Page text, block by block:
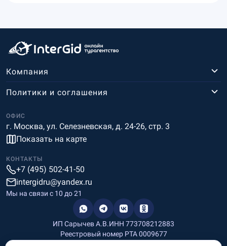
Компания
ОФИС
г. Москва, ул. Селезневская, д. 24-26, стр. 3
Показать на карте
Политики и соглашения
КОНТАКТЫ
+7 (495) 502-41-50
intergidru@yandex.ru
Мы на связи c 10 до 21
ИП Сарычев А.В.ИНН 773708212883
Реестровый номер РТА 0009677